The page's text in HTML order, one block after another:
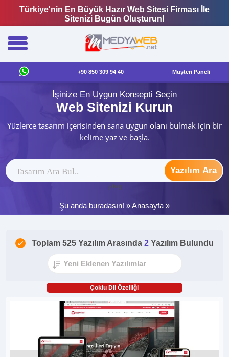
Türkiye'nin En Büyük Hazır Web Sitesi Firması İle
Sitenizi Bugün Oluşturun!
+90 850 309 94 40 Müşteri Paneli
İşinize En Uygun Konsepti Seçin
Web Sitenizi Kurun
Yüzlerce tasarım içerisinden sana uygun olanı bulmak için bir
kelime yaz ve başla.
Yazılım Ara
ytag
Şu anda buradasın! »Anasayfa »
Toplam 525 Yazılım Arasında 2 Yazılım Bulundu
Çoklu Dil Özelliği